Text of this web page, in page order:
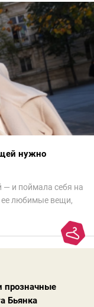
нужно
и поймала себя на
ее любимые вещи,
они вышли из
мода сделала шаг
прозначные
Бьянка